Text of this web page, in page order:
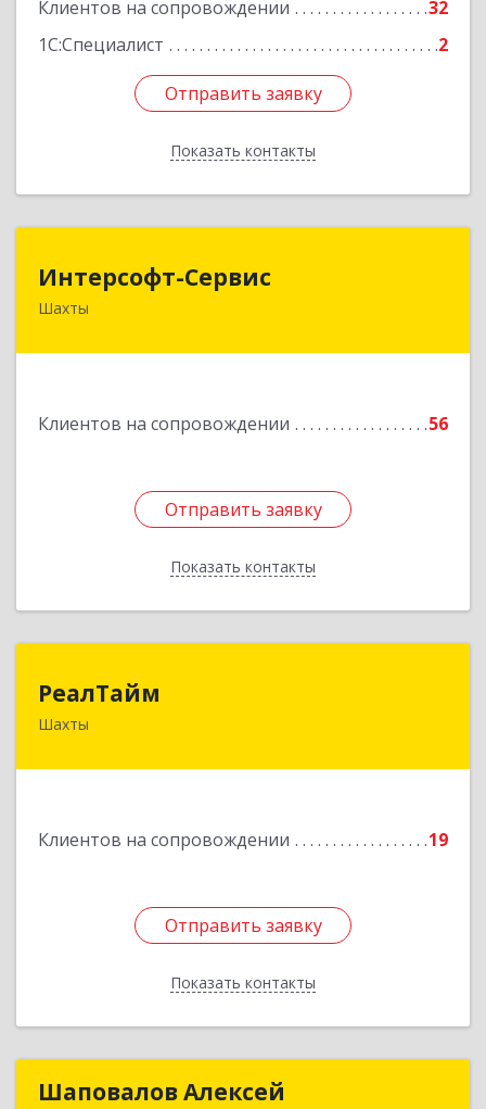
Клиентов на сопровождении
32
1С:Специалист
2
Отправить заявку
Показать контакты
Отправить заявку
Назад
Интерсофт-Сервис
Шахты
Клиентов на сопровождении 56
Отправить заявку
Показать контакты
346480, Ростовская обл, Шахты г, Советская ул,
Отправить заявку
Назад
РеалТайм
Шахты
Клиентов на сопровождении 19
Отправить заявку
Показать контакты
Отправить заявку
Назад
Шаповалов АлексейШаповалов Алексей